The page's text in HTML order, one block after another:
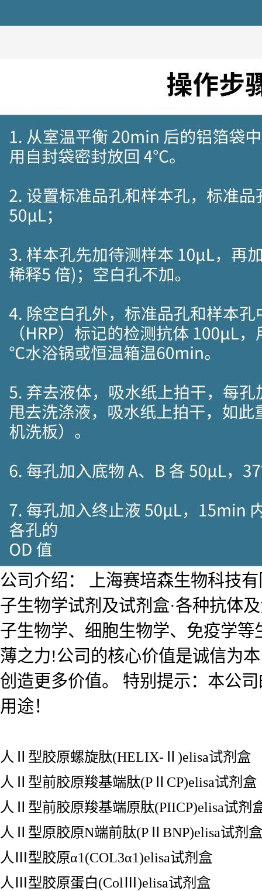
公司介绍： 上海赛培森生物科技有
子生物学试剂及试剂盒·各种抗体
子生物学、细胞生物学、免疫学
薄之力!公司的核心价值是诚信为
创造更多价值。 特别提示：本公
用途！
人Ⅱ型胶原螺旋肽(HELIX-Ⅱ)elisa试剂盒
人Ⅱ型前胶原羧基端肽(PⅡCP)elisa试剂盒
人Ⅱ型前胶原羧基端原肽(PIICP)elisa试剂
人Ⅱ型原胶原N端前肽(PⅡBNP)elisa试剂盒
人Ⅲ型胶原α1(COL3α1)elisa试剂盒
人Ⅲ型胶原蛋白(ColⅢ)elisa试剂盒